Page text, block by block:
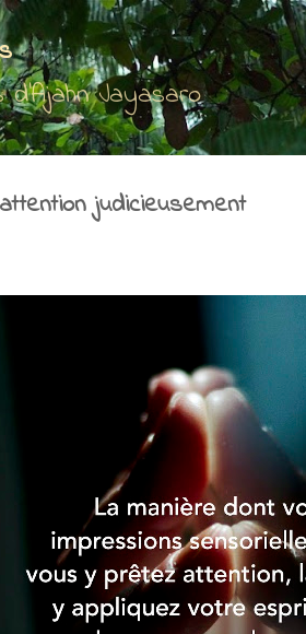
Accéder au
d'Ajahn Jayasaro
judicieusement